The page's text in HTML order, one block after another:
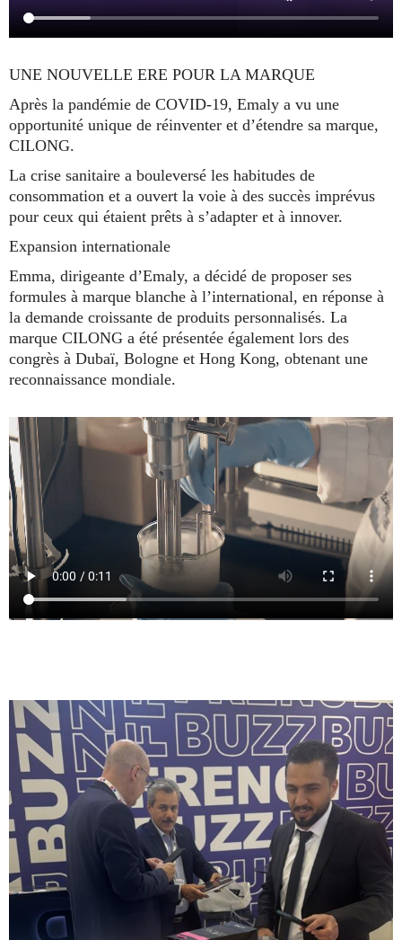
UNE NOUVELLE ERE POUR LA MARQUE
Après la pandémie de COVID-19, Emaly a vu une
opportunité unique de réinventer et d’étendre sa marque,
CILONG.
La crise sanitaire a bouleversé les habitudes de
consommation et a ouvert la voie à des succès imprévus
pour ceux qui étaient prêts à s’adapter et à innover.
Expansion internationale
Emma, dirigeante d’Emaly, a décidé de proposer ses
formules à marque blanche à l’international, en réponse à
la demande croissante de produits personnalisés. La
marque CILONG a été présentée également lors des
congrès à Dubaï, Bologne et Hong Kong, obtenant une
reconnaissance mondiale.